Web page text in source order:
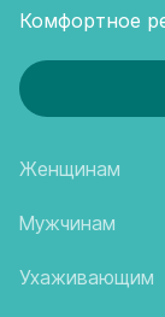
Комфортное
Женщинам
Мужчинам
Ухаживающим